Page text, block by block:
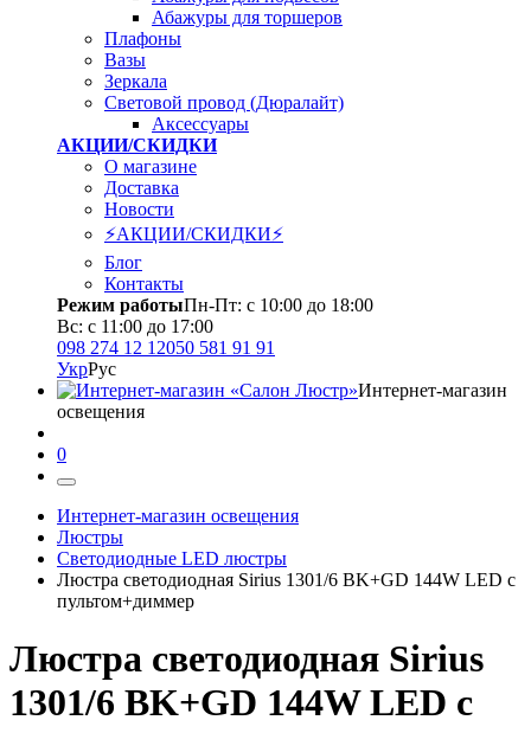
Абажуры для торшеров
Плафоны
Вазы
Зеркала
Световой провод (Дюралайт)
Аксессуары
АКЦИИ/СКИДКИ
О магазине
Доставка
Новости
⚡АКЦИИ/СКИДКИ⚡
Блог
Контакты
Режим работыПн-Пт: с 10:00 до 18:00
Вс: с 11:00 до 17:00
098 274 12 12050 581 91 91
УкрРус
Интернет-магазин
освещения
0
Интернет-магазин освещения
Люстры
Светодиодные LED люстры
Люстра светодиодная Sirius 1301/6 BK+GD 144W LED с
пультом+диммер
Люстра светодиодная Sirius
1301/6 BK+GD 144W LED с